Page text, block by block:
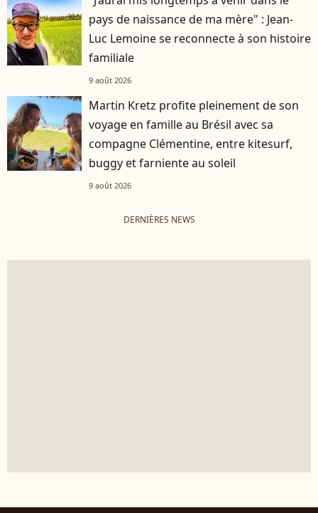
pays de naissance de ma mère" : Jean-
Luc Lemoine se reconnecte à son histoire
familiale
9 août 2026
Martin Kretz profite pleinement de son
voyage en famille au Brésil avec sa
compagne Clémentine, entre kitesurf,
buggy et farniente au soleil
9 août 2026
DERNIÈRES NEWS